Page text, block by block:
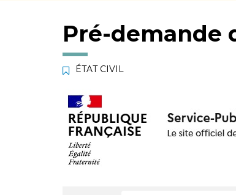
Pré-demande
ÉTAT CIVIL